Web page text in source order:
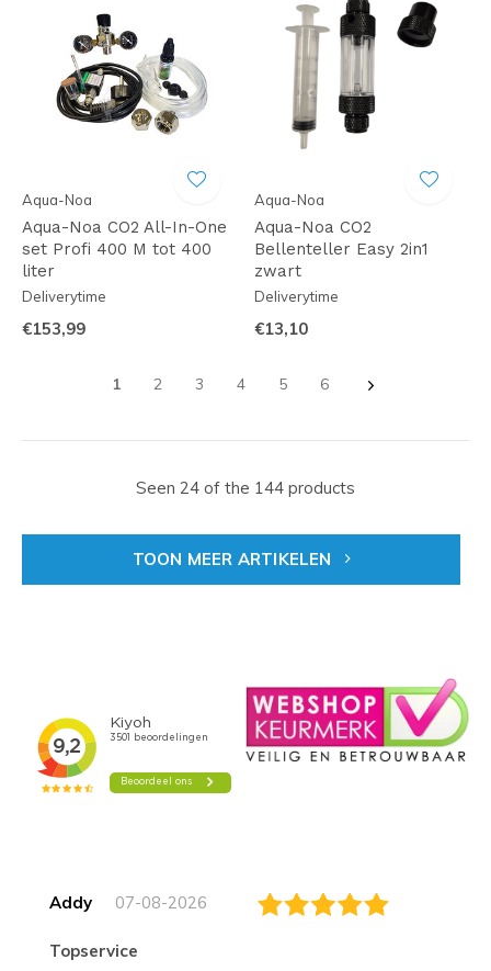
Aqua-Noa
Aqua-Noa CO2 All-In-One
set Profi 400 M tot 400
liter
Deliverytime
€153,99
Aqua-Noa
Aqua-Noa CO2
Bellenteller Easy 2in1
zwart
Deliverytime
€13,10
1 2 3 4 5 6
Seen 24 of the 144 products
TOON MEER ARTIKELEN
Addy 07-08-2026
topservice